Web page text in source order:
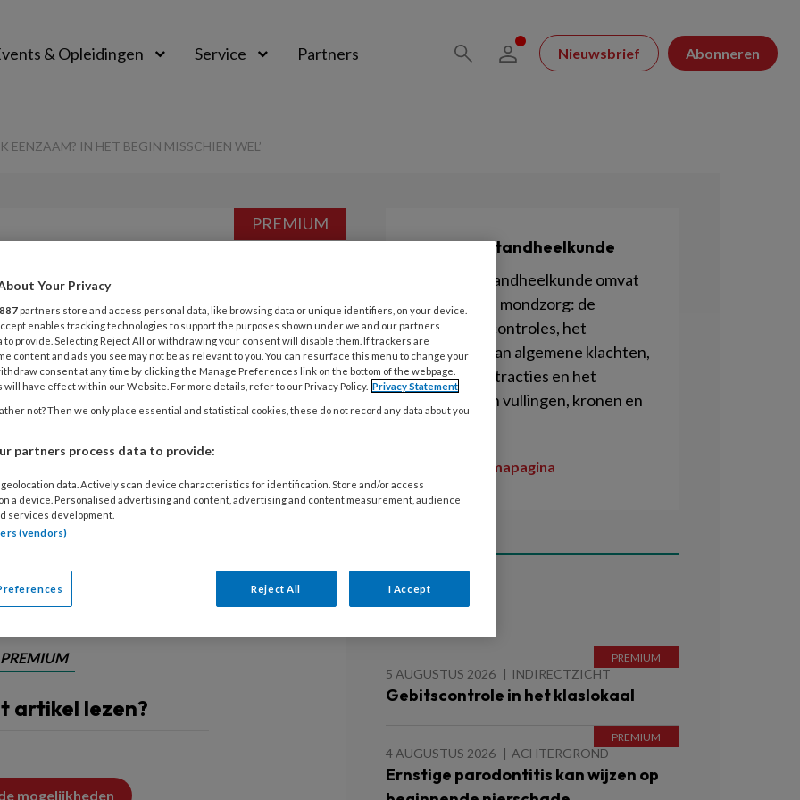
& Opleidingen Service Partners Nieuwsbrief Abonneren
EENZAAM? IN HET BEGIN MISSCHIEN WEL’
eenzaam? In
wel’
was het bijna een
kiezen? Tandarts Nick Volkers
aan banen en het geluk dat
‘Pakken wat je pakken kunt
toen het sfeertje.’
PREMIUM
artikel lezen?
mogelijkheden
PREMIUM
Algemene tandheelkunde
Algemene tandheelkunde omvat
de reguliere mondzorg: de
periodieke controles, het
verhelpen van algemene klachten,
maar ook extracties en het
plaatsen van vullingen, kronen en
Naar de themapagina
Lees ook
5 AUGUSTUS 2026 INDIRECTZICHT
Gebitscontrole in het klaslokaal
4 AUGUSTUS 2026 ACHTERGROND
Ernstige parodontitis kan wijzen op
Your Privacy
887 partners store and access personal data, like browsing data or unique identifiers, on your device.
enables tracking technologies to support the purposes shown under we and our partners
to provide. Selecting Reject All or withdrawing your consent will disable them. If trackers are
content and ads you see may not be as relevant to you. You can resurface this menu to change your
consent at any time by clicking the Manage Preferences link on the bottom of the webpage.
will have effect within our Website. For more details, refer to our Privacy Policy. Privacy Statement
not? Then we only place essential and statistical cookies, these do not record any data about you
partners process data to provide:
data. Actively scan device characteristics for identification. Store and/or access
a device. Personalised advertising and content, advertising and content measurement, audience
services development.
(vendors)
Reject All I Accept